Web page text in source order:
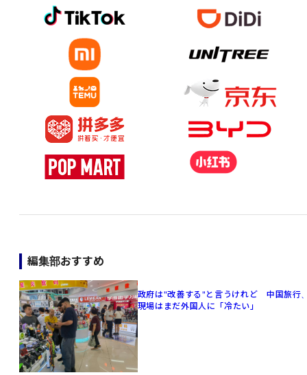
編集部おすすめ
政府は"改善する"と言うけれど 中国旅行
現場はまだ外国人に「冷たい」